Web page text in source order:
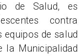
de Salud, es
contra
equipos de salud
la Municipalidad